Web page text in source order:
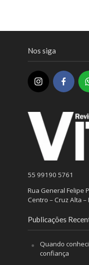
Nos siga
55 99190 5761
Rua General Felipe
Centro – Cruz Alta –
Publicações
Quando
confiança